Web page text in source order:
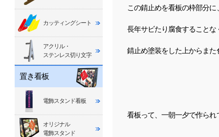
この錆止めを看板の枠部分
長年サビたり腐食すること
錆止め塗装をした上からま
看板って、一朝一夕で作ら
カッティングシート
アクリル・
ステンレス切り文字
置き看板
電飾スタンド看板
オリジナル
電飾スタンド